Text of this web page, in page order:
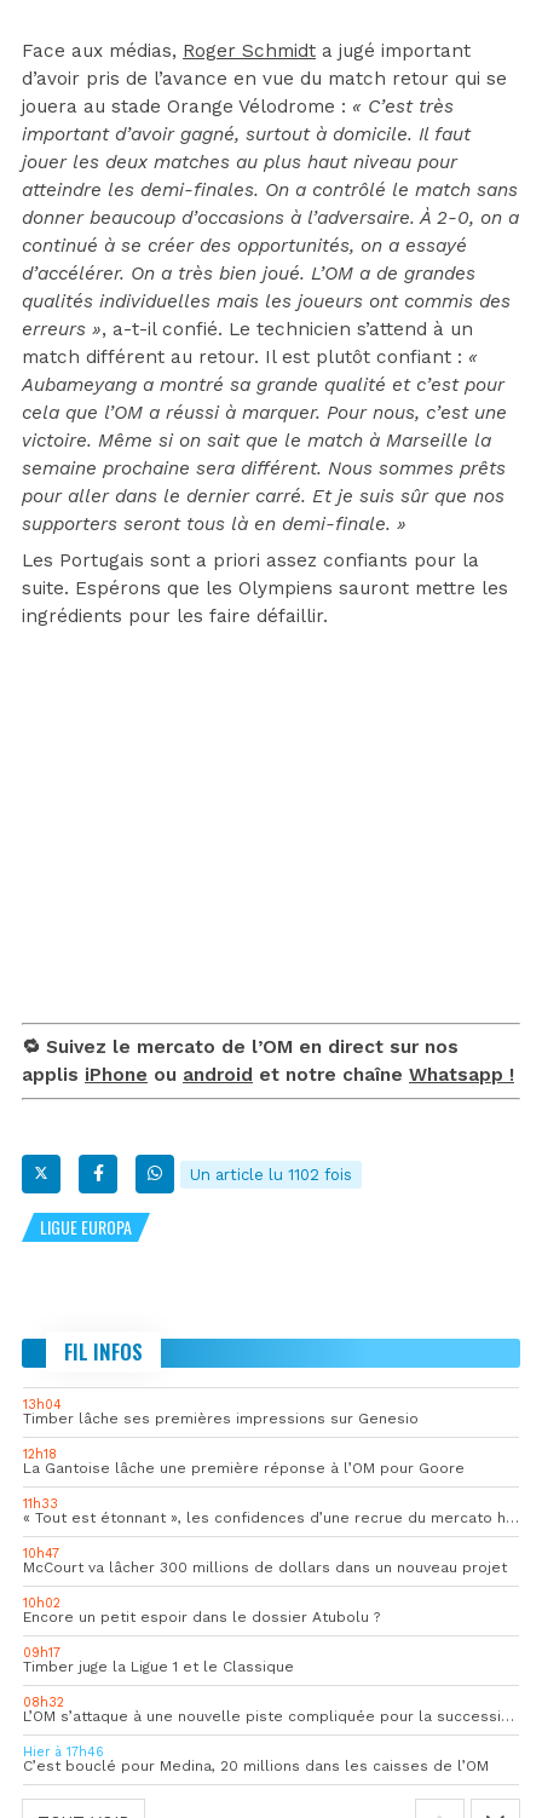
Face aux médias, Roger Schmidt a jugé important
d’avoir pris de l’avance en vue du match retour qui se
jouera au stade Orange Vélodrome : « C’est très
important d’avoir gagné, surtout à domicile. Il faut
jouer les deux matches au plus haut niveau pour
atteindre les demi-finales. On a contrôlé le match sans
donner beaucoup d’occasions à l’adversaire. À 2-0, on a
continué à se créer des opportunités, on a essayé
d’accélérer. On a très bien joué. L’OM a de grandes
qualités individuelles mais les joueurs ont commis des
erreurs », a-t-il confié. Le technicien s’attend à un
match différent au retour. Il est plutôt confiant : «
Aubameyang a montré sa grande qualité et c’est pour
cela que l’OM a réussi à marquer. Pour nous, c’est une
victoire. Même si on sait que le match à Marseille la
semaine prochaine sera différent. Nous sommes prêts
pour aller dans le dernier carré. Et je suis sûr que nos
supporters seront tous là en demi-finale. »
Les Portugais sont a priori assez confiants pour la
suite. Espérons que les Olympiens sauront mettre les
ingrédients pour les faire défaillir.
🔁 Suivez le mercato de l’OM en direct sur nos
applis iPhone ou android et notre chaîne Whatsapp !
Un article lu 1102 fois
LIGUE EUROPA
FIL INFOS
13h04
Timber lâche ses premières impressions sur Genesio
12h18
La Gantoise lâche une première réponse à l’OM pour Goore
11h33
« Tout est étonnant », les confidences d’une recrue du mercato hivernal de l’OM
10h47
McCourt va lâcher 300 millions de dollars dans un nouveau projet
10h02
Encore un petit espoir dans le dossier Atubolu ?
09h17
Timber juge la Ligue 1 et le Classique
08h32
L’OM s’attaque à une nouvelle piste compliquée pour la succession de Rulli
Hier à 17h46
C’est bouclé pour Medina, 20 millions dans les caisses de l’OM